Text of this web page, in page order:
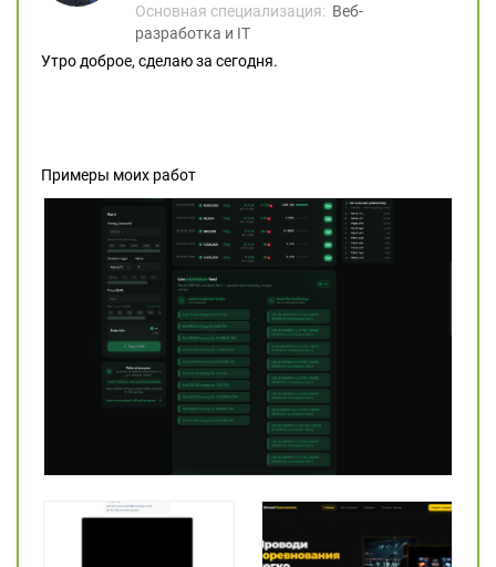
Основная специализация: Веб-
разработка и IT
Утро доброе, сделаю за сегодня.
Примеры моих работ